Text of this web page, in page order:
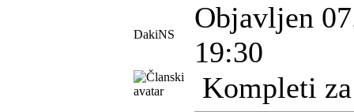
DakiNS
Objavljen
19:30
Kompleti za